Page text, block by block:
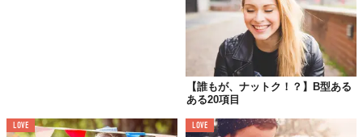
【誰もが、ナットク！？】B型ある
ある20項目
LOVE LOVE